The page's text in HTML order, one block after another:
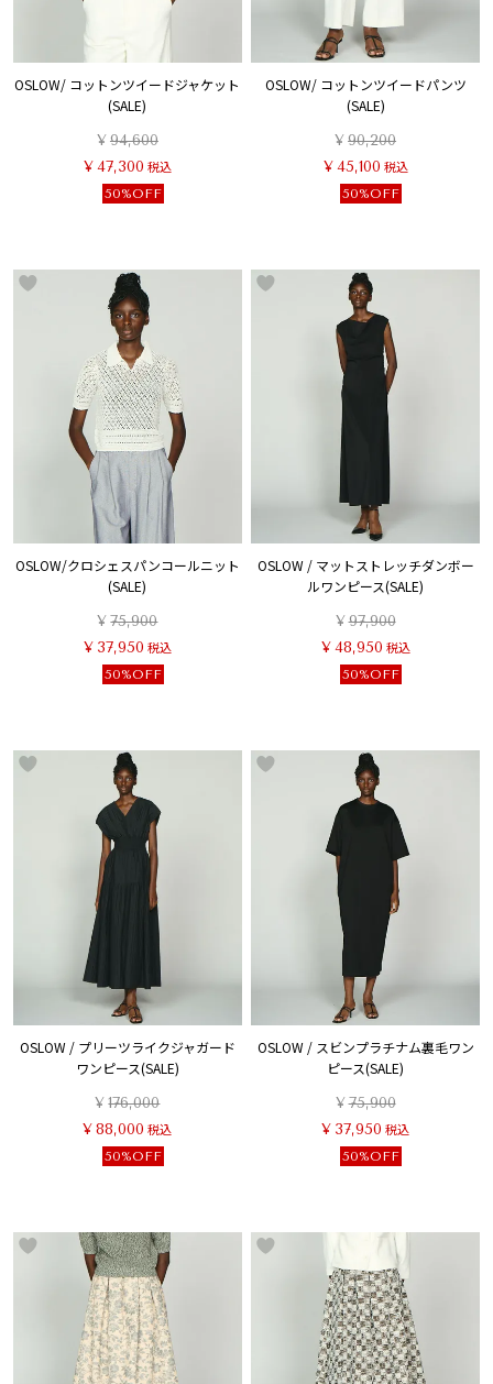
OSLOW/ コットンツイードジャケット
(SALE)
¥94,600
¥47,300 税込
50%OFF
OSLOW/ コットンツイードパンツ
(SALE)
¥90,200
¥ 45,100 税込
50%OFF
OSLOW/クロシェスパンコールニット
(SALE)
¥ 75,900
¥ 37,950 税込
50%OFF
OSLOW / マットストレッチダンボー
ルワンピース(SALE)
¥97,900
¥ 48,950 税込
50%OFF
OSLOW / プリーツライクジャガード
ワンピース(SALE)
¥ 176,000
¥ 88,000 税込
50%OFF
OSLOW / スビンプラチナム裏毛ワン
ピース(SALE)
¥75,900
¥ 37,950 税込
50%OFF